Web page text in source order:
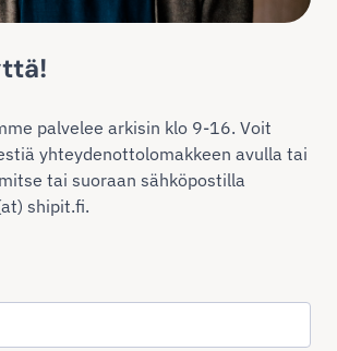
palvelee arkisin klo 9-16. Voit
yhteydenottolomakkeen avulla tai
tai suoraan sähköpostilla
shipit.fi.